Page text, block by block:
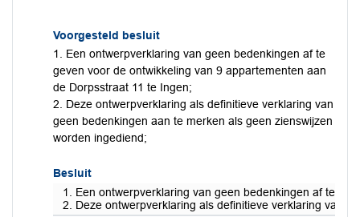
Voorgesteld besluit
1. Een ontwerpverklaring van geen bedenkingen af te
geven voor de ontwikkeling van 9 appartementen aan
de Dorpsstraat 11 te Ingen;
2. Deze ontwerpverklaring als definitieve verklaring van
geen bedenkingen aan te merken als geen zienswijzen
worden ingediend;
Besluit
1. Een ontwerpverklaring van geen bedenkingen af te
2. Deze ontwerpverklaring als definitieve verklaring van